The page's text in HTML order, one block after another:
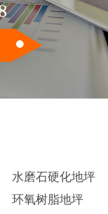
水磨石硬化地坪
环氧树脂地坪